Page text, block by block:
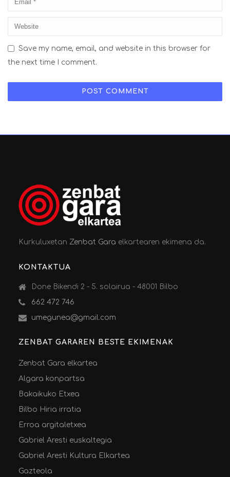
Save my name, email, and website in this browser for
the next time I comment.
KurkuluxetanZenbat Gara elkartearen ekimena da.
KONTAKTUA
Done Bikendi 2 - 5. solairua - 48001 Bilbo
662 472 746
umegunea@gmail.com
ZENBAT GARAREN BESTE EKIMENAK
Zenbat Gara elkartea
Algara konpartsa
Bakaikuko Etxea
Bilbo Hiria irratia
Erroa argitaletxea
Gabriel Aresti euskaltegia
Gabriel Aresti Kultura Elkartea
Gazteola